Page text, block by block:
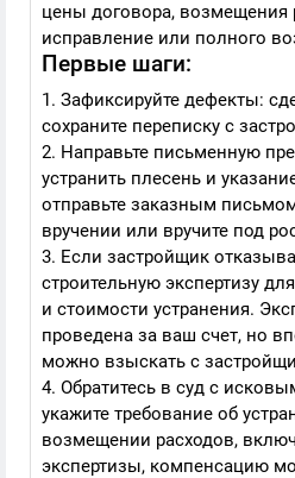
цены договора, возмещения
исправление или полного
Первые шаги:
1. Зафиксируйте дефекты:
сохраните переписку с
2. Направьте письменную
устранить плесень и
отправьте заказным
вручении или вручите под
3. Если застройщик
строительную экспертизу
и стоимости устранения.
проведена за ваш счет, но
можно взыскать с
4. Обратитесь в суд с
укажите требование об
возмещении расходов,
экспертизы, компенсацию